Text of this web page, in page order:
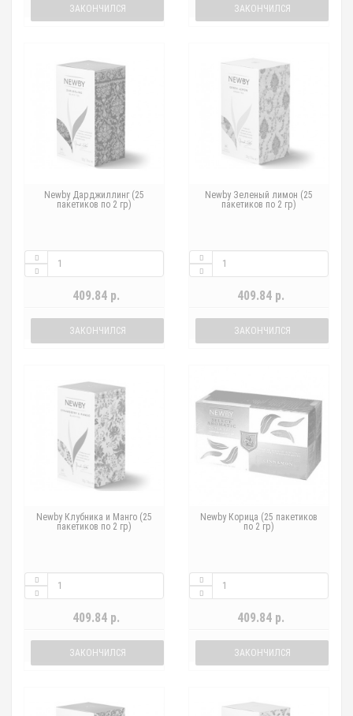
ЗАКОНЧИЛСЯ ЗАКОНЧИЛСЯ
Newby Дарджиллинг (25
пакетиков по 2 гр)
409.84 р.
ЗАКОНЧИЛСЯ
Newby Зеленый лимон (25
пакетиков по 2 гр)
409.84 р.
ЗАКОНЧИЛСЯ
Newby Клубника и Манго (25
пакетиков по 2 гр)
409.84 р.
ЗАКОНЧИЛСЯ
Newby Корица (25 пакетиков
по 2 гр)
409.84 р.
ЗАКОНЧИЛСЯ